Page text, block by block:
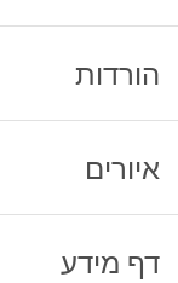
הורדות
איורים
דף מידע